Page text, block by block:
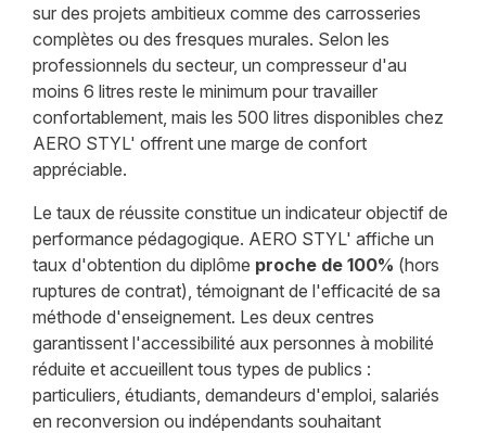
sur des projets ambitieux comme des carrosseries
complètes ou des fresques murales. Selon les
professionnels du secteur, un compresseur d'au
moins 6 litres reste le minimum pour travailler
confortablement, mais les 500 litres disponibles chez
AERO STYL' offrent une marge de confort
appréciable.
Le taux de réussite constitue un indicateur objectif de
performance pédagogique. AERO STYL' affiche un
taux d'obtention du diplôme proche de 100% (hors
ruptures de contrat), témoignant de l'efficacité de sa
méthode d'enseignement. Les deux centres
garantissent l'accessibilité aux personnes à mobilité
réduite et accueillent tous types de publics :
particuliers, étudiants, demandeurs d'emploi, salariés
en reconversion ou indépendants souhaitant